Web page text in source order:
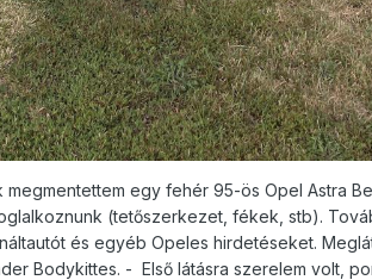
megmentettem egy fehér 95-ös Opel Astra
(tetőszerkezet, fékek, stb).
és egyéb Opeles hirdetéseket.
Bodykittes. - Első látásra szerelem volt,